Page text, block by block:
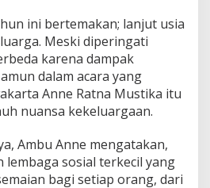
ini bertemakan; lanjut usia
Meski diperingati
karena dampak
dalam acara yang
Anne Ratna Mustika itu
nuansa kekeluargaan.
Ambu Anne mengatakan,
lembaga sosial terkecil yang
bagi setiap orang, dari